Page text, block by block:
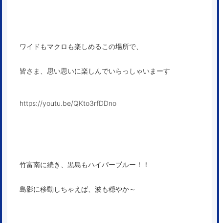
ワイドもマクロも楽しめるこの場所で、
皆さま、思い思いに楽しんでいらっしゃいまーす
https://youtu.be/QKto3rfDDno
竹富南に続き、黒島もハイパーブルー！！
島影に移動しちゃえば、波も穏やか～